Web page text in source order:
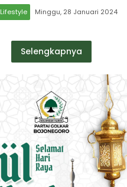
Lifestyle Minggu, 28 Januari 2024
Selengkapnya